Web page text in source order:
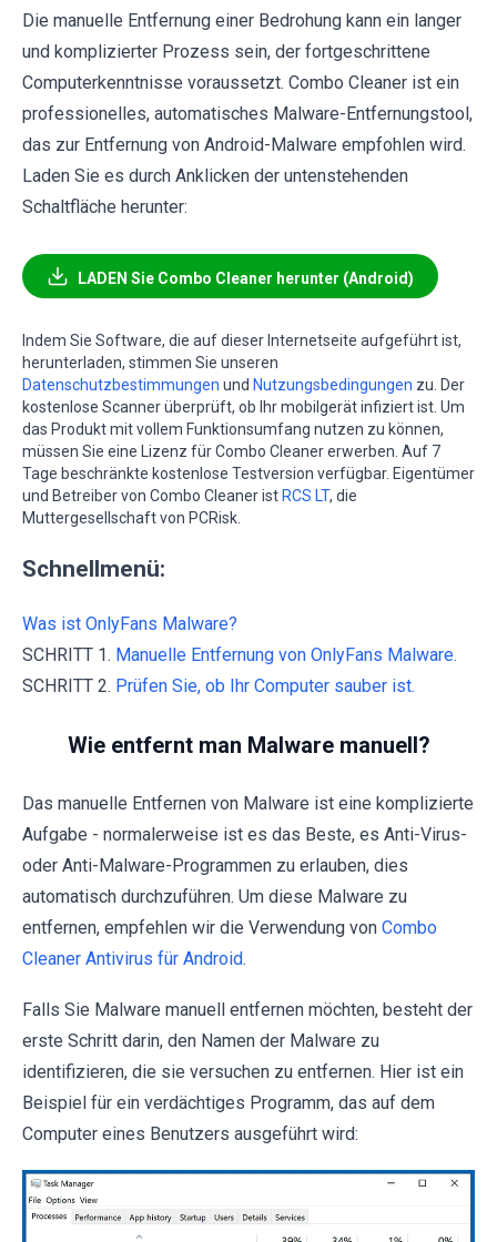
Die manuelle Entfernung einer Bedrohung kann ein langer
und komplizierter Prozess sein, der fortgeschrittene
Computerkenntnisse voraussetzt. Combo Cleaner ist ein
professionelles, automatisches Malware-Entfernungstool,
das zur Entfernung von Android-Malware empfohlen wird.
Laden Sie es durch Anklicken der untenstehenden
Schaltfläche herunter:
LADEN Sie Combo Cleaner herunter (Android)
Indem Sie Software, die auf dieser Internetseite aufgeführt ist,
herunterladen, stimmen Sie unseren
Datenschutzbestimmungen und Nutzungsbedingungen zu. Der
kostenlose Scanner überprüft, ob Ihr mobilgerät infiziert ist. Um
das Produkt mit vollem Funktionsumfang nutzen zu können,
müssen Sie eine Lizenz für Combo Cleaner erwerben. Auf 7
Tage beschränkte kostenlose Testversion verfügbar. Eigentümer
und Betreiber von Combo Cleaner ist RCS LT, die
Muttergesellschaft von PCRisk.
Schnellmenü:
Was ist OnlyFans Malware?
SCHRITT 1. Manuelle Entfernung von OnlyFans Malware.
SCHRITT 2. Prüfen Sie, ob Ihr Computer sauber ist.
Wie entfernt man Malware manuell?
Das manuelle Entfernen von Malware ist eine komplizierte
Aufgabe - normalerweise ist es das Beste, es Anti-Virus-
oder Anti-Malware-Programmen zu erlauben, dies
automatisch durchzuführen. Um diese Malware zu
entfernen, empfehlen wir die Verwendung von Combo
Cleaner Antivirus für Android.
Falls Sie Malware manuell entfernen möchten, besteht der
erste Schritt darin, den Namen der Malware zu
identifizieren, die sie versuchen zu entfernen. Hier ist ein
Beispiel für ein verdächtiges Programm, das auf dem
Computer eines Benutzers ausgeführt wird: